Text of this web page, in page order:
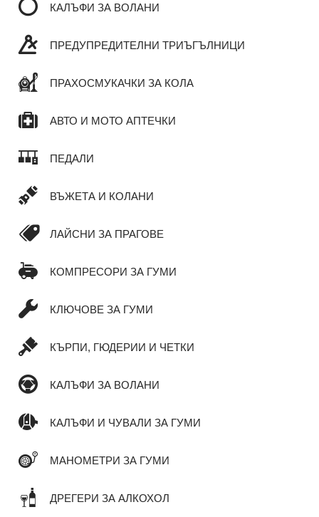
КАЛЪФИ ЗА ВОЛАНИ
ПРЕДУПРЕДИТЕЛНИ ТРИЪГЪЛНИЦИ
ПРАХОСМУКАЧКИ ЗА КОЛА
АВТО И МОТО АПТЕЧКИ
ПЕДАЛИ
ВЪЖЕТА И КОЛАНИ
ЛАЙСНИ ЗА ПРАГОВЕ
КОМПРЕСОРИ ЗА ГУМИ
КЛЮЧОВЕ ЗА ГУМИ
КЪРПИ, ГЮДЕРИИ И ЧЕТКИ
КАЛЪФИ ЗА ВОЛАНИ
КАЛЪФИ И ЧУВАЛИ ЗА ГУМИ
МАНОМЕТРИ ЗА ГУМИ
ДРЕГЕРИ ЗА АЛКОХОЛ